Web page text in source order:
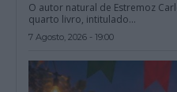
O autor natural de Estremoz
quarto livro, intitulado...
7 Agosto, 2026 - 19:00